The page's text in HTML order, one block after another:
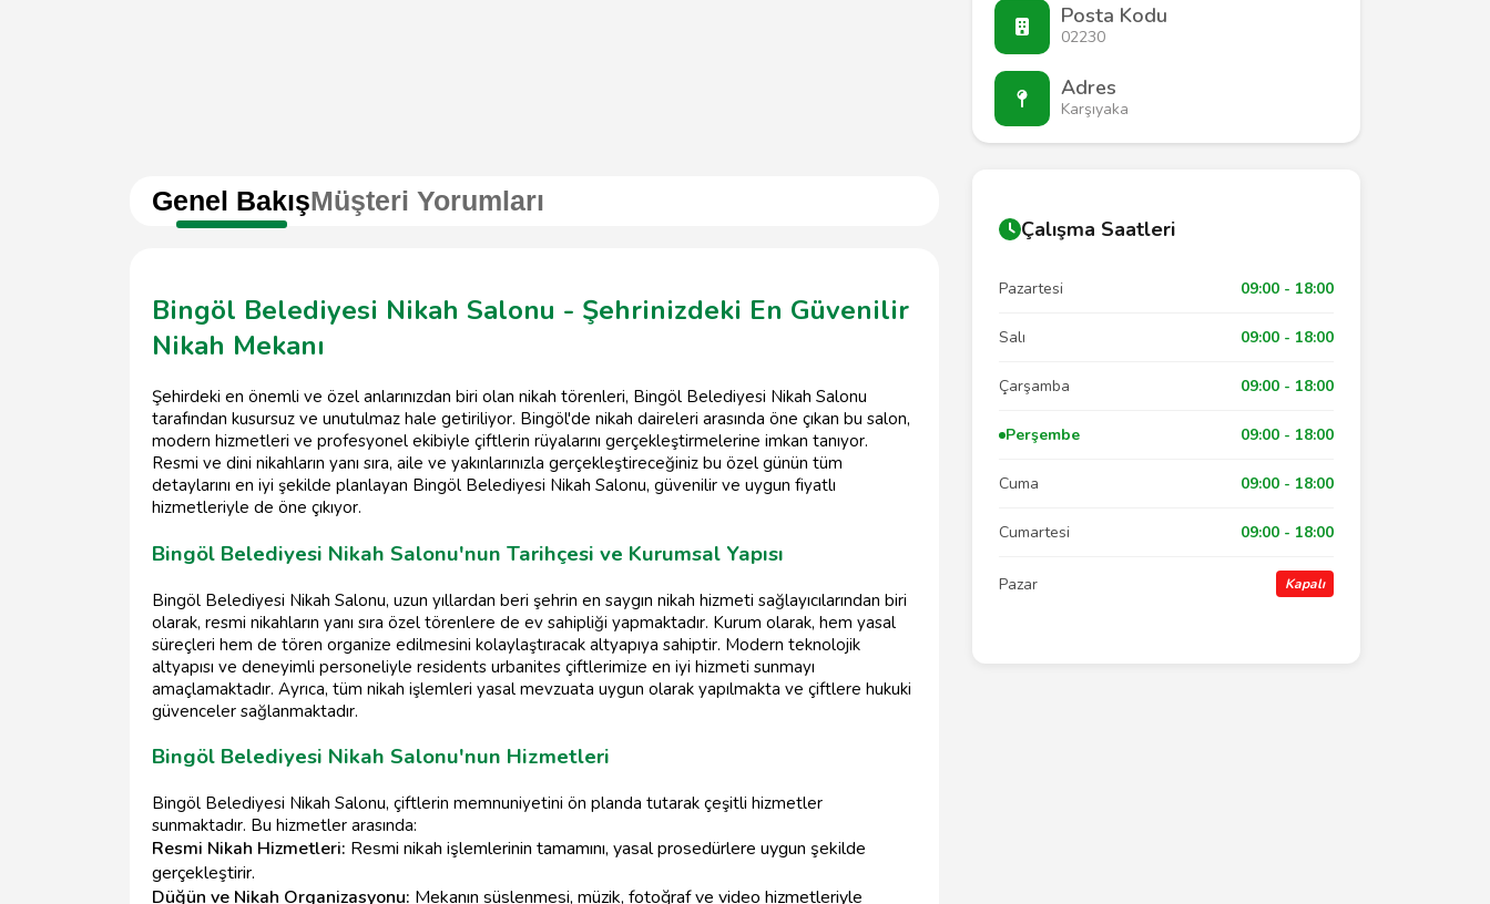
Posta Kodu
02230
Adres
Karşıyaka
Genel BakışMüşteri Yorumları
Bingöl Belediyesi Nikah Salonu - Şehrinizdeki En Güvenilir
Nikah Mekanı
Şehirdeki en önemli ve özel anlarınızdan biri olan nikah törenleri, Bingöl Belediyesi Nikah Salonu
tarafından kusursuz ve unutulmaz hale getiriliyor. Bingöl'de nikah daireleri arasında öne çıkan bu salon,
modern hizmetleri ve profesyonel ekibiyle çiftlerin rüyalarını gerçekleştirmelerine imkan tanıyor.
Resmi ve dini nikahların yanı sıra, aile ve yakınlarınızla gerçekleştireceğiniz bu özel günün tüm
detaylarını en iyi şekilde planlayan Bingöl Belediyesi Nikah Salonu, güvenilir ve uygun fiyatlı
hizmetleriyle de öne çıkıyor.
Bingöl Belediyesi Nikah Salonu'nun Tarihçesi ve Kurumsal Yapısı
Bingöl Belediyesi Nikah Salonu, uzun yıllardan beri şehrin en saygın nikah hizmeti sağlayıcılarından biri
olarak, resmi nikahların yanı sıra özel törenlere de ev sahipliği yapmaktadır. Kurum olarak, hem yasal
süreçleri hem de tören organize edilmesini kolaylaştıracak altyapıya sahiptir. Modern teknolojik
altyapısı ve deneyimli personeliyle residents urbanites çiftlerimize en iyi hizmeti sunmayı
amaçlamaktadır. Ayrıca, tüm nikah işlemleri yasal mevzuata uygun olarak yapılmakta ve çiftlere hukuki
güvenceler sağlanmaktadır.
Bingöl Belediyesi Nikah Salonu'nun Hizmetleri
Bingöl Belediyesi Nikah Salonu, çiftlerin memnuniyetini ön planda tutarak çeşitli hizmetler
sunmaktadır. Bu hizmetler arasında:
Resmi Nikah Hizmetleri: Resmi nikah işlemlerinin tamamını, yasal prosedürlere uygun şekilde
gerçekleştirir.
Düğün ve Nikah Organizasyonu: Mekanın süslenmesi, müzik, fotoğraf ve video hizmetleriyle
Çalışma Saatleri
Pazartesi 09:00 - 18:00
Salı 09:00 - 18:00
Çarşamba 09:00 - 18:00
Perşembe 09:00 - 18:00
Cuma 09:00 - 18:00
Cumartesi 09:00 - 18:00
Pazar Kapalı